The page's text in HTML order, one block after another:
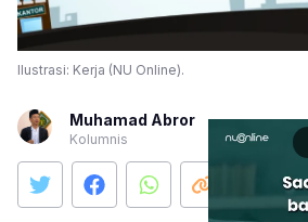
Ilustrasi: Kerja (NU Online).
Muhamad Abror
Kolumnis